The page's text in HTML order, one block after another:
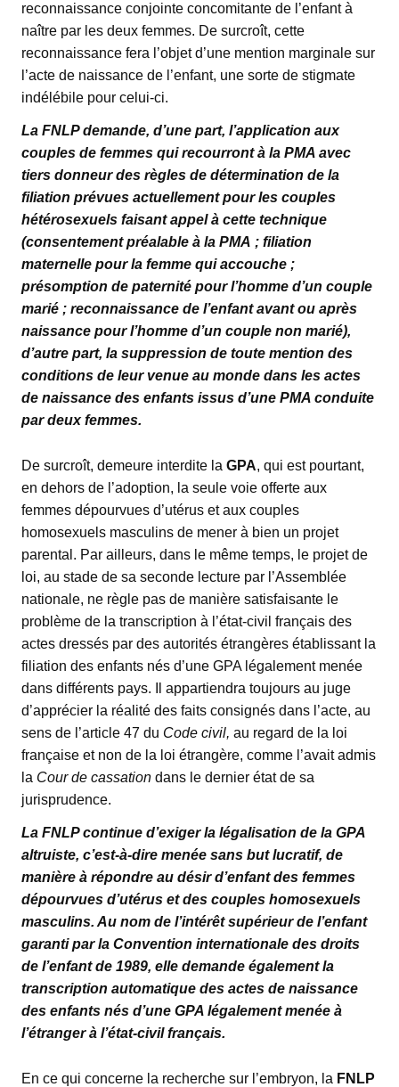
reconnaissance conjointe concomitante de l’enfant à
naître par les deux femmes. De surcroît, cette
reconnaissance fera l’objet d’une mention marginale sur
l’acte de naissance de l’enfant, une sorte de stigmate
indélébile pour celui-ci.
La FNLP demande, d’une part, l’application aux
couples de femmes qui recourront à la PMA avec
tiers donneur des règles de détermination de la
filiation prévues actuellement pour les couples
hétérosexuels faisant appel à cette technique
(consentement préalable à la PMA ; filiation
maternelle pour la femme qui accouche ;
présomption de paternité pour l’homme d’un couple
marié ; reconnaissance de l’enfant avant ou après
naissance pour l’homme d’un couple non marié),
d’autre part, la suppression de toute mention des
conditions de leur venue au monde dans les actes
de naissance des enfants issus d’une PMA conduite
par deux femmes.
De surcroît, demeure interdite la GPA, qui est pourtant,
en dehors de l’adoption, la seule voie offerte aux
femmes dépourvues d’utérus et aux couples
homosexuels masculins de mener à bien un projet
parental. Par ailleurs, dans le même temps, le projet de
loi, au stade de sa seconde lecture par l’Assemblée
nationale, ne règle pas de manière satisfaisante le
problème de la transcription à l’état-civil français des
actes dressés par des autorités étrangères établissant la
filiation des enfants nés d’une GPA légalement menée
dans différents pays. Il appartiendra toujours au juge
d’apprécier la réalité des faits consignés dans l’acte, au
sens de l’article 47 du Code civil, au regard de la loi
française et non de la loi étrangère, comme l’avait admis
la Cour de cassation dans le dernier état de sa
jurisprudence.
La FNLP continue d’exiger la légalisation de la GPA
altruiste, c’est-à-dire menée sans but lucratif, de
manière à répondre au désir d’enfant des femmes
dépourvues d’utérus et des couples homosexuels
masculins. Au nom de l’intérêt supérieur de l’enfant
garanti par la Convention internationale des droits
de l’enfant de 1989, elle demande également la
transcription automatique des actes de naissance
des enfants nés d’une GPA légalement menée à
l’étranger à l’état-civil français.
En ce qui concerne la recherche sur l’embryon, la FNLP